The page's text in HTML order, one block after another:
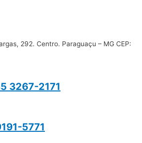
292. Centro. Paraguaçu – MG CEP:
3267-2171
5771